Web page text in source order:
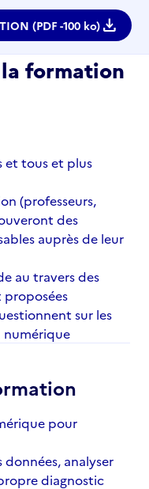
(PDF -100 ko) download
formation
et tous et plus
(professeurs,
des
auprès de leur
au travers des
sur les
numérique
pour
données, analyser
diagnostic